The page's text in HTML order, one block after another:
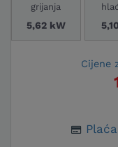
grijanja
5,62 kW
Cijene